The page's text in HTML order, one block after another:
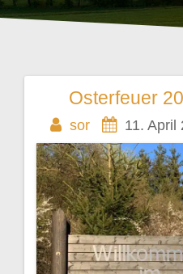
Osterfeuer
sor 11. April
Beitragsnavigation